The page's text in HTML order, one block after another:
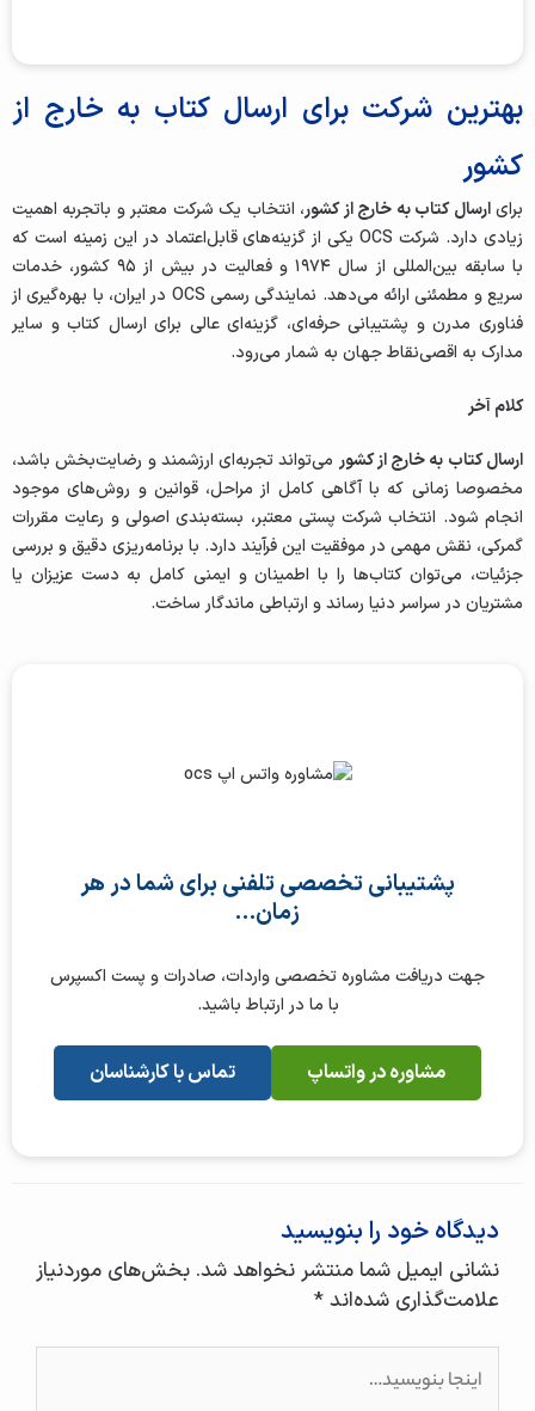
بهترین شرکت برای ارسال کتاب به خارج از
کشور
برایارسال کتاب به خارج از کشور، انتخاب یک شرکت معتبر و با‌تجربه اهمیت
زیادی دارد. شرکت OCS یکی از گزینه‌های قابل‌اعتماد در این زمینه است که
با سابقه‌ بین‌المللی از سال ۱۹۷۴ و فعالیت در بیش از ۹۵ کشور، خدمات
سریع و مطمئنی ارائه می‌دهد. نمایندگی رسمی OCS در ایران، با بهره‌گیری از
فناوری مدرن و پشتیبانی حرفه‌ای، گزینه‌ای عالی برای ارسال کتاب و سایر
مدارک به اقصی‌نقاط جهان به ‌شمار می‌رود.
کلام آخر
ارسال کتاب به خارج از کشورمی‌تواند تجربه‌ای ارزشمند و رضایت‌بخش باشد،
مخصوصا زمانی‌ که با آگاهی کامل از مراحل، قوانین و روش‌های موجود
انجام شود. انتخاب شرکت پستی معتبر، بسته‌بندی اصولی و رعایت مقررات
گمرکی، نقش مهمی در موفقیت این فرآیند دارد. با برنامه‌ریزی دقیق و بررسی
جزئیات، می‌توان کتاب‌ها را با اطمینان و ایمنی کامل به دست عزیزان یا
مشتریان در سراسر دنیا رساند و ارتباطی ماندگار ساخت.
پشتیبانی تخصصی تلفنی برای شما در هر
زمان…
جهت دریافت مشاوره تخصصی واردات، صادرات و پست اکسپرس
با ما در ارتباط باشید.
مشاوره در واتساپ تماس با کارشناسان
دیدگاه‌ خود را بنویسید
نشانی ایمیل شما منتشر نخواهد شد. بخش‌های موردنیاز
علامت‌گذاری شده‌اند*